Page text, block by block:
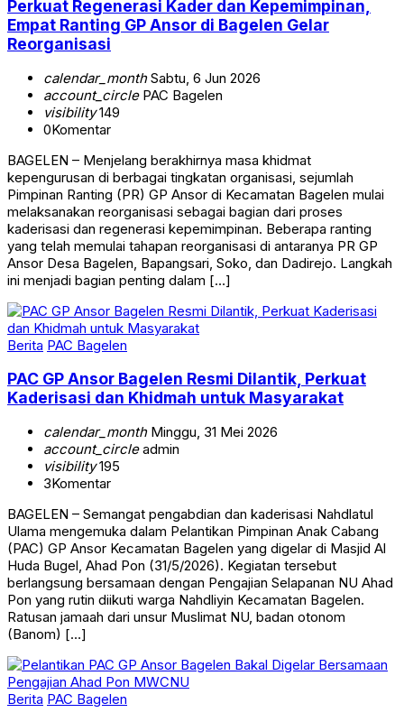
Perkuat Regenerasi Kader dan Kepemimpinan,
Empat Ranting GP Ansor di Bagelen Gelar
Reorganisasi
calendar_monthSabtu, 6 Jun 2026
account_circlePAC Bagelen
visibility149
0Komentar
BAGELEN – Menjelang berakhirnya masa khidmat
kepengurusan di berbagai tingkatan organisasi, sejumlah
Pimpinan Ranting (PR) GP Ansor di Kecamatan Bagelen mulai
melaksanakan reorganisasi sebagai bagian dari proses
kaderisasi dan regenerasi kepemimpinan. Beberapa ranting
yang telah memulai tahapan reorganisasi di antaranya PR GP
Ansor Desa Bagelen, Bapangsari, Soko, dan Dadirejo. Langkah
ini menjadi bagian penting dalam […]
Berita PAC Bagelen
PAC GP Ansor Bagelen Resmi Dilantik, Perkuat
Kaderisasi dan Khidmah untuk Masyarakat
calendar_monthMinggu, 31 Mei 2026
account_circleadmin
visibility195
3Komentar
BAGELEN – Semangat pengabdian dan kaderisasi Nahdlatul
Ulama mengemuka dalam Pelantikan Pimpinan Anak Cabang
(PAC) GP Ansor Kecamatan Bagelen yang digelar di Masjid Al
Huda Bugel, Ahad Pon (31/5/2026). Kegiatan tersebut
berlangsung bersamaan dengan Pengajian Selapanan NU Ahad
Pon yang rutin diikuti warga Nahdliyin Kecamatan Bagelen.
Ratusan jamaah dari unsur Muslimat NU, badan otonom
(Banom) […]
Berita PAC Bagelen